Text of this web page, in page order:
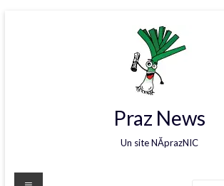
Praz News
Un site NĂprazNIC